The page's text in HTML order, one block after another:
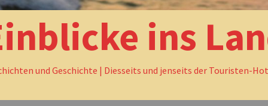
ins
und Geschichte | Diesseits und jenseits der Touristen-